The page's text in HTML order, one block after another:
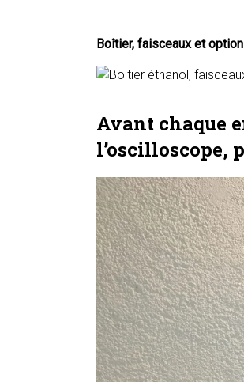
Boîtier, faisceaux et
Avant chaque
l’oscilloscope,